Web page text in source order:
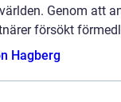
Genom att
försökt
Hagberg